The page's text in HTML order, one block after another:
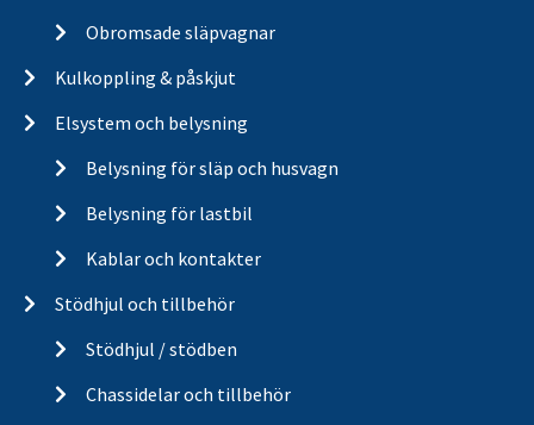
Obromsade släpvagnar
Kulkoppling & påskjut
Elsystem och belysning
Belysning för släp och husvagn
Belysning för lastbil
Kablar och kontakter
Stödhjul och tillbehör
Stödhjul / stödben
Chassidelar och tillbehör